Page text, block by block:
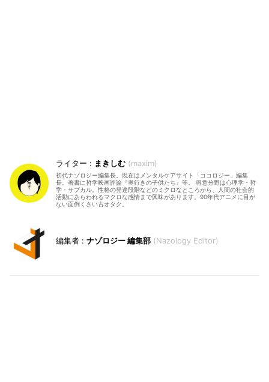
まきしむ maxim
初代ナゾロジー編集長。現在はメンタルケアサイト「ココロジー」編集
長。著書に哲学映画評論『奥行きの子供たち』等。 得意分野は心理学・哲
学・サブカル。性格の発達段階などのミクロなところから、人間の社会的
活動にあらわれるマクロな感情まで興味があります。90年代アニメに目が
ない面倒くさい古オタク。
ナゾロジー 編集部 Nazology Editor